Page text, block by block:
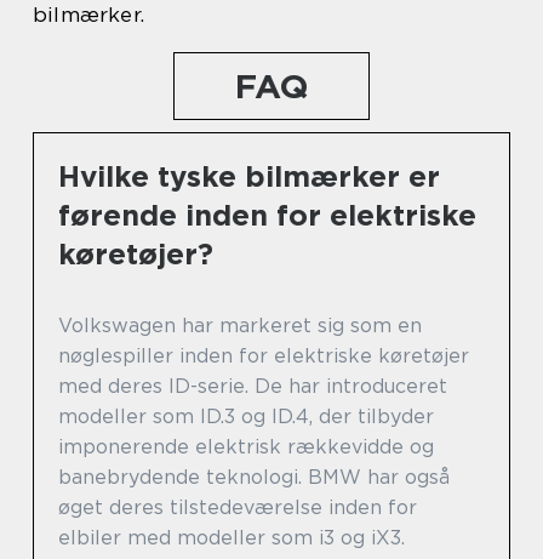
bilmærker.
FAQ
Hvilke tyske bilmærker er
førende inden for elektriske
køretøjer?
Volkswagen har markeret sig som en
nøglespiller inden for elektriske køretøjer
med deres ID-serie. De har introduceret
modeller som ID.3 og ID.4, der tilbyder
imponerende elektrisk rækkevidde og
banebrydende teknologi. BMW har også
øget deres tilstedeværelse inden for
elbiler med modeller som i3 og iX3.